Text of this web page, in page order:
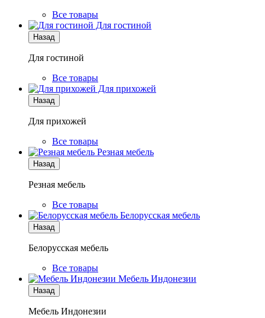
Все товары
Для гостиной
Назад
Для гостиной
Все товары
Для прихожей
Назад
Для прихожей
Все товары
Резная мебель
Назад
Резная мебель
Все товары
Белорусская мебель
Назад
Белорусская мебель
Все товары
Мебель Индонезии
Назад
Мебель Индонезии